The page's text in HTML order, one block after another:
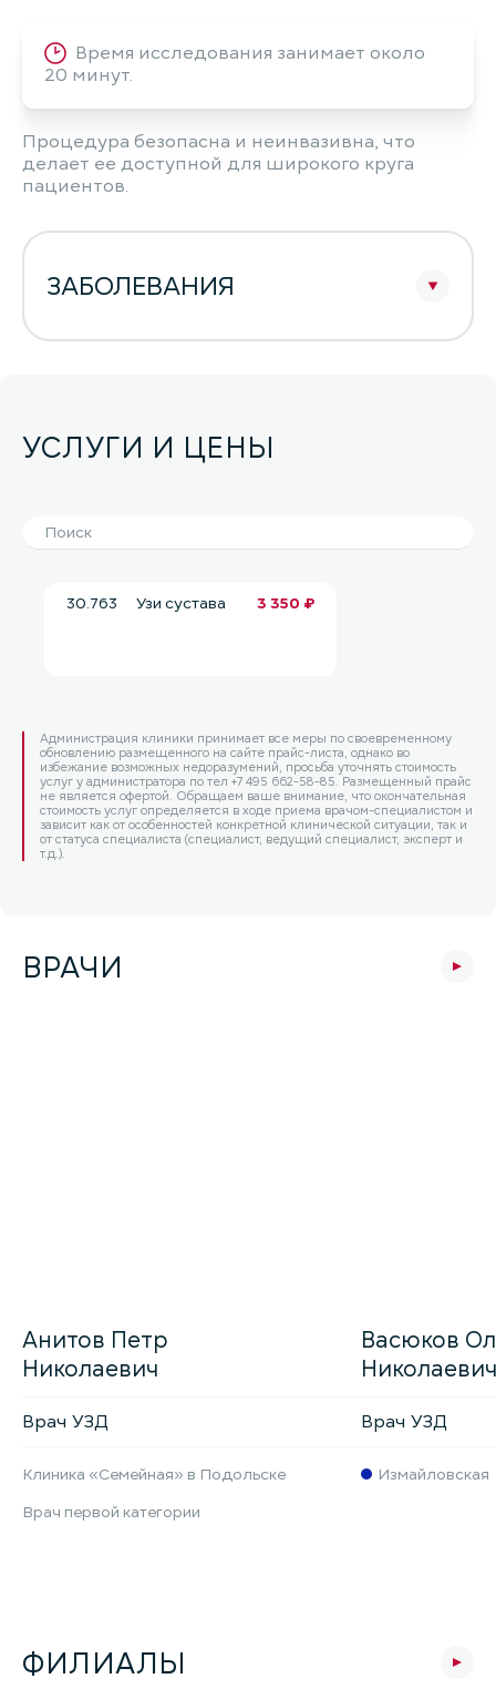
Время исследования занимает около
20 минут.
Процедура безопасна и неинвазивна, что
делает ее доступной для широкого круга
пациентов.
ЗАБОЛЕВАНИЯ
УСЛУГИ И ЦЕНЫ
30.763 Узи сустава 3 350 ₽
Администрация клиники принимает все меры по своевременному
обновлению размещенного на сайте прайс-листа, однако во
избежание возможных недоразумений, просьба уточнять стоимость
услуг у администратора по тел +7 495 662-58-85. Размещенный прайс
не является офертой. Обращаем ваше внимание, что окончательная
стоимость услуг определяется в ходе приема врачом-специалистом и
зависит как от особенностей конкретной клинической ситуации, так и
от статуса специалиста (специалист, ведущий специалист, эксперт и
т.д.).
ВРАЧИ
Анитов Петр
Николаевич
Врач УЗД
Клиника «Семейная» в Подольске
Врач первой категории
Васюков
Николаевич
Врач УЗД
Измайловская
ФИЛИАЛЫ